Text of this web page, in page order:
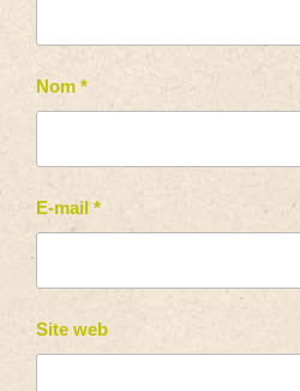
Nom *
E-mail *
Site web